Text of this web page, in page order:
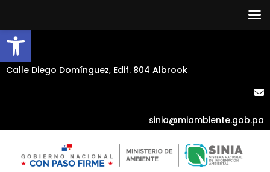
Abrir barra de herramientas
Calle Diego Domínguez, Edif. 804 Albrook
sinia@miambiente.gob.pa